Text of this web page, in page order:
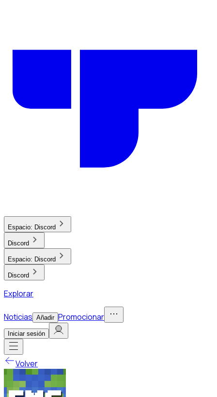
Espacio: Discord
Discord
Espacio: Discord
Discord
Explorar
Noticias Añadir Promocionar
Iniciar sesión
Volver